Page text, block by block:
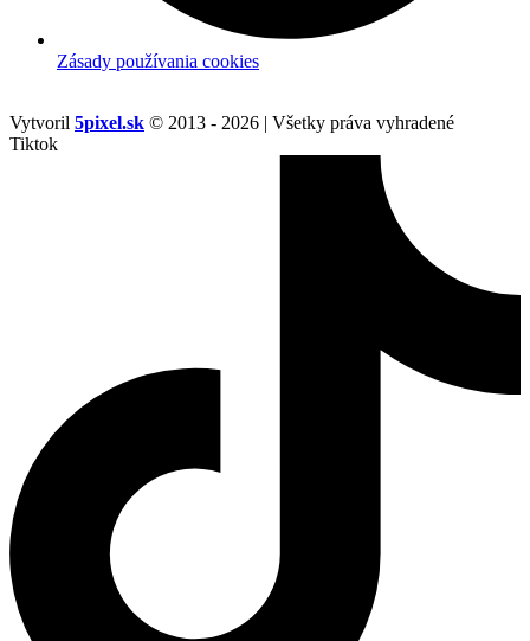
Zásady používania cookies
Vytvoril 5pixel.sk © 2013 - 2026 | Všetky práva vyhradené
Tiktok